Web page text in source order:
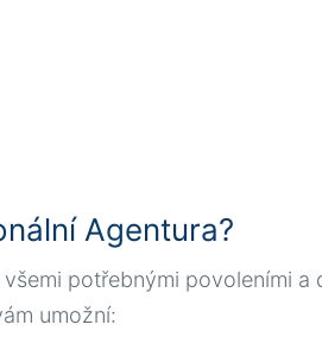
Agentura?
potřebnými povoleními
umožní: